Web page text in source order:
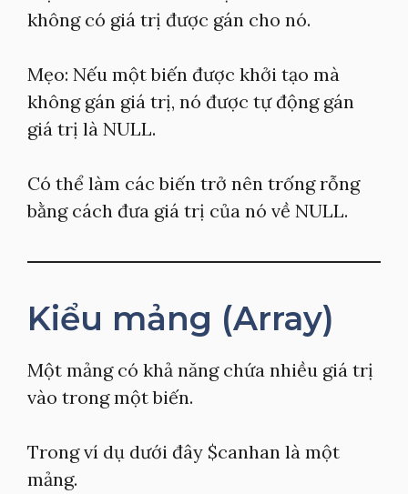
không có giá trị được gán cho nó.
Mẹo: Nếu một biến được khởi tạo mà
không gán giá trị, nó được tự động gán
giá trị là NULL.
Có thể làm các biến trở nên trống rỗng
bằng cách đưa giá trị của nó về NULL.
Kiểu mảng (Array)
Một mảng có khả năng chứa nhiều giá trị
vào trong một biến.
Trong ví dụ dưới đây $canhan là một
mảng.